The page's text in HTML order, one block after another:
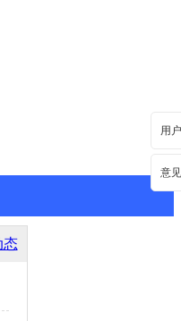
用
意
态